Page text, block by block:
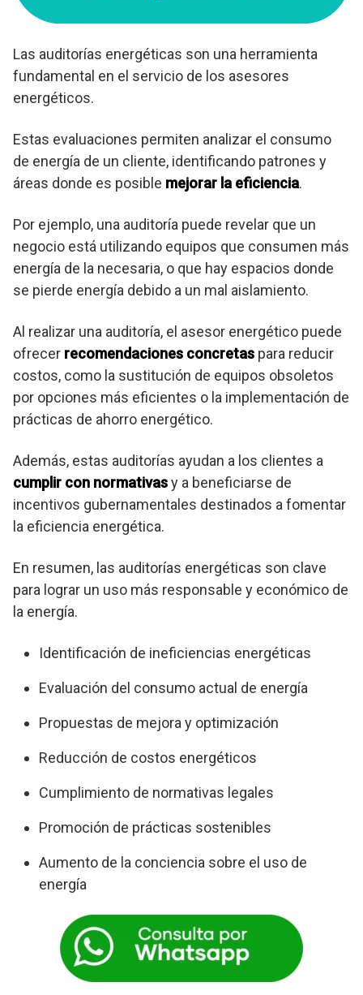
Las auditorías energéticas son una herramienta
fundamental en el servicio de los asesores
energéticos.
Estas evaluaciones permiten analizar el consumo
de energía de un cliente, identificando patrones y
áreas donde es posible mejorar la eficiencia.
Por ejemplo, una auditoría puede revelar que un
negocio está utilizando equipos que consumen más
energía de la necesaria, o que hay espacios donde
se pierde energía debido a un mal aislamiento.
Al realizar una auditoría, el asesor energético puede
ofrecer recomendaciones concretas para reducir
costos, como la sustitución de equipos obsoletos
por opciones más eficientes o la implementación de
prácticas de ahorro energético.
Además, estas auditorías ayudan a los clientes a
cumplir con normativasy a beneficiarse de
incentivos gubernamentales destinados a fomentar
la eficiencia energética.
En resumen, las auditorías energéticas son clave
para lograr un uso más responsable y económico de
la energía.
Identificación de ineficiencias energéticas
Evaluación del consumo actual de energía
Propuestas de mejora y optimización
Reducción de costos energéticos
Cumplimiento de normativas legales
Promoción de prácticas sostenibles
Aumento de la conciencia sobre el uso de
energía